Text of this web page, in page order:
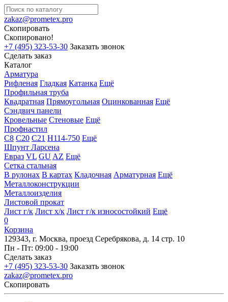
zakaz@prometex.pro
Скопировать
Скопировано!
+7 (495) 323-53-30 Заказать звонок
Сделать заказ
Каталог
Арматура
Рифленая Гладкая Катанка Ещё
Профильная труба
Квадратная Прямоугольная Оцинкованная Ещё
Сэндвич панели
Кровельные Стеновые Ещё
Профнастил
С8 С20 С21 Н114-750 Ещё
Шпунт Ларсена
Евраз VL GU AZ Ещё
Сетка стальная
В рулонах В картах Кладочная Арматурная Ещё
Металлоконструкции
Металлоизделия
Листовой прокат
Лист г/к Лист х/к Лист г/к износостойкий Ещё
0
Корзина
129343, г. Москва, проезд Серебрякова, д. 14 стр. 10
Пн - Пт: 09:00 - 19:00
Сделать заказ
+7 (495) 323-53-30 Заказать звонок
zakaz@prometex.pro
Скопировать